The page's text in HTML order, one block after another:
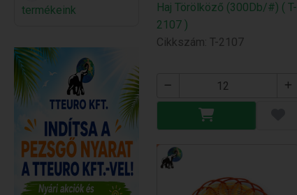
termékeink
Haj Törölköző (300Db/#) ( T-
2107 )
Cikkszám: T-2107